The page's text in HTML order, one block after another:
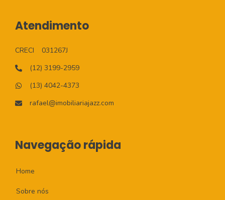
Atendimento
CRECI
031267J
(12) 3199-2959
(13) 4042-4373
rafael@imobiliariajazz.com
Navegação rápida
Home
Sobre nós